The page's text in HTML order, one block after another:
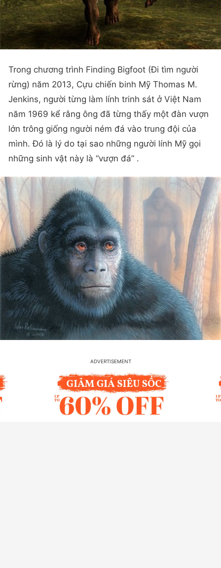
Trong chương trình Finding Bigfoot (Đi tìm người
rừng) năm 2013, Cựu chiến binh Mỹ Thomas M.
Jenkins, người từng làm lính trinh sát ở Việt Nam
năm 1969 kể rằng ông đã từng thấy một đàn vượn
lớn trông giống người ném đá vào trung đội của
mình. Đó là lý do tại sao những người lính Mỹ gọi
những sinh vật này là “vượn đá” .